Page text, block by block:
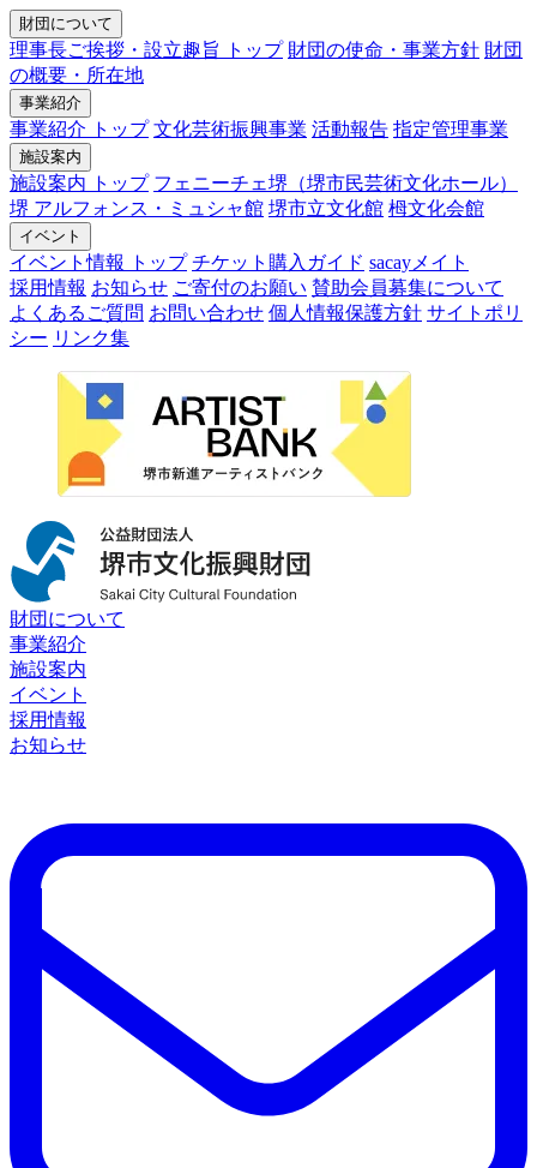
財団について
理事長ご挨拶・設立趣旨 トップ 財団の使命・事業方針 財団
の概要・所在地
事業紹介
事業紹介 トップ 文化芸術振興事業 活動報告 指定管理事業
施設案内
施設案内 トップ フェニーチェ堺（堺市民芸術文化ホール）
堺 アルフォンス・ミュシャ館 堺市立文化館 栂文化会館
イベント
イベント情報 トップ チケット購入ガイド sacayメイト
採用情報 お知らせ ご寄付のお願い 賛助会員募集について
よくあるご質問 お問い合わせ 個人情報保護方針 サイトポリ
シー リンク集
財団について
事業紹介
施設案内
イベント
採用情報
お知らせ